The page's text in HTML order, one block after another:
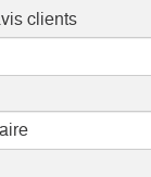
clients